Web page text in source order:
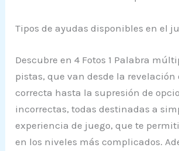
Tipos de ayudas disponibles en el
Descubre en 4 Fotos 1 Palabra
pistas, que van desde la revelación
correcta hasta la supresión de
incorrectas, todas destinadas a
experiencia de juego, que te
en los niveles más complicados.